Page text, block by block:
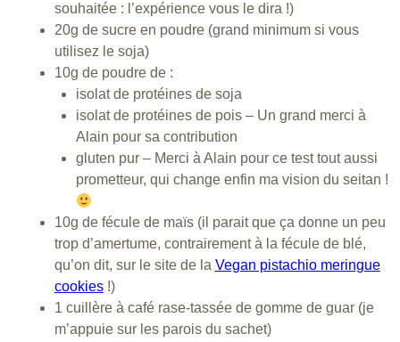
souhaitée : l’expérience vous le dira !)
20g de sucre en poudre (grand minimum si vous
utilisez le soja)
10g de poudre de :
isolat de protéines de soja
isolat de protéines de pois – Un grand merci à
Alain pour sa contribution
gluten pur – Merci à Alain pour ce test tout aussi
prometteur, qui change enfin ma vision du seitan !
10g de fécule de maïs (il parait que ça donne un peu
trop d’amertume, contrairement à la fécule de blé,
qu’on dit, sur le site de la Vegan pistachio meringue
cookies!)
1 cuillère à café rase-tassée de gomme de guar (je
m’appuie sur les parois du sachet)